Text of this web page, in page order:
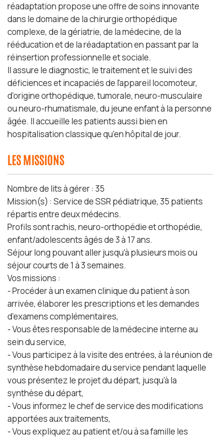
réadaptation propose une offre de soins innovante
dans le domaine de la chirurgie orthopédique
complexe, de la gériatrie, de la médecine, de la
rééducation et de la réadaptation en passant par la
réinsertion professionnelle et sociale.
Il assure le diagnostic, le traitement et le suivi des
déficiences et incapaciés de l'appareil locomoteur,
d'origine orthopédique, tumorale, neuro-musculaire
ou neuro-rhumatismale, du jeune enfant à la personne
âgée. Il accueille les patients aussi bien en
hospitalisation classique qu'en hôpital de jour.
LES MISSIONS
Nombre de lits à gérer : 35
Mission(s) : Service de SSR pédiatrique, 35 patients
répartis entre deux médecins.
Profils sont rachis, neuro-orthopédie et orthopédie,
enfant/adolescents âgés de 3 à 17 ans.
Séjour long pouvant aller jusqu'à plusieurs mois ou
séjour courts de 1 à 3 semaines.
Vos missions :
- Procéder à un examen clinique du patient à son
arrivée, élaborer les prescriptions et les demandes
d'examens complémentaires,
- Vous êtes responsable de la médecine interne au
sein du service,
- Vous participez à la visite des entrées, à la réunion de
synthèse hebdomadaire du service pendant laquelle
vous présentez le projet du départ, jusqu'à la
synthèse du départ,
- Vous informez le chef de service des modifications
apportées aux traitements,
- Vous expliquez au patient et/ou à sa famille les